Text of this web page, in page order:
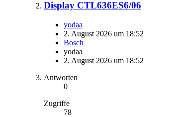
Display CTL636ES6/06
yodaa
2. August 2026 um 18:52
Bosch
yodaa
2. August 2026 um 18:52
Antworten
0
Zugriffe
78